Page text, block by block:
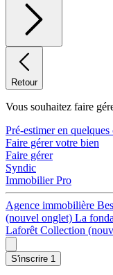
Retour
Vous souhaitez faire
Pré-estimer en
Faire gérer votre bien
Faire gérer
Syndic
Immobilier Pro
Agence immobilière
(nouvel onglet) La
Laforêt Collection
S'inscrire 1